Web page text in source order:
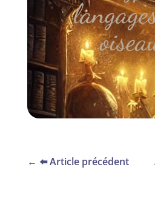
← ⬅️ Article précédent